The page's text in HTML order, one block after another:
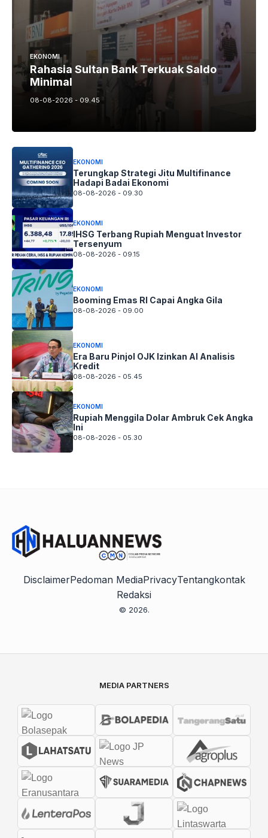
EKONOMI
Rahasia Sultan Bank Terkuak Saldo
Minimal
08-08-2026 - 09.45
EKONOMI
Terungkap Strategi Jitu Multifinance
Hadapi Badai Ekonomi
08-08-2026 - 09.30
EKONOMI
IHSG Terbang Rupiah Menguat Investor
Tersenyum
08-08-2026 - 09.15
EKONOMI
Booming Emas RI Capai Angka Gila
08-08-2026 - 09.00
EKONOMI
Era Baru Pinjol OJK Izinkan AI Analisis
Kredit
08-08-2026 - 05.45
EKONOMI
Rupiah Menggila Dolar Ambruk Cek Angka
Ini
08-08-2026 - 05.30
DisclaimerPedoman MediaPrivacyTentangkontak
Redaksi
© 2026.
MEDIA PARTNERS